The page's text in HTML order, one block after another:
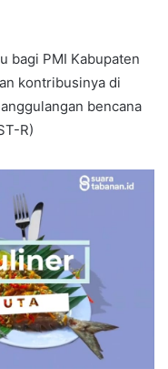
bagi PMI Kabupaten
kontribusinya di
bencana
R)